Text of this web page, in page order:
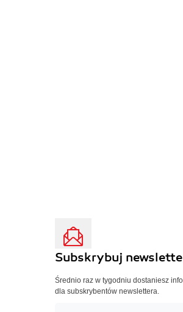
Subskrybuj
Średnio raz w tygodniu dostaniesz
dla subskrybentów newslettera.